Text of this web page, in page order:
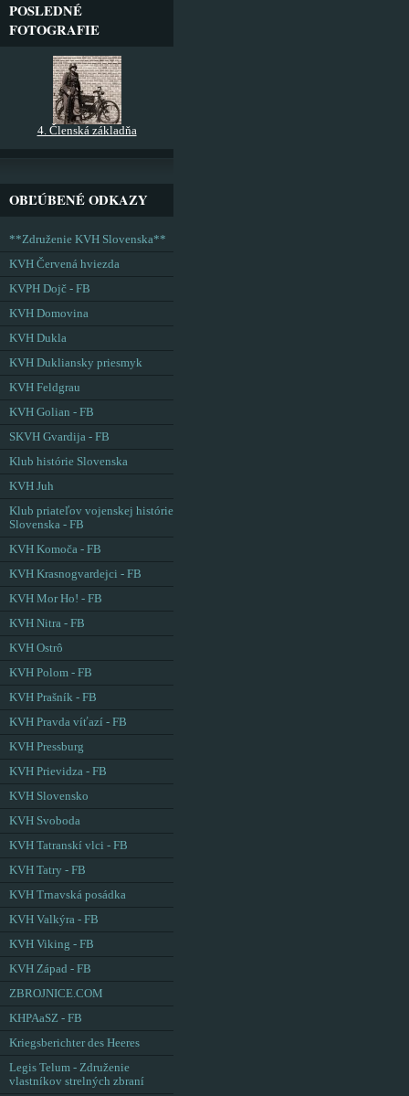
POSLEDNÉ
FOTOGRAFIE
4. Členská základňa
OBĽÚBENÉ ODKAZY
**Združenie KVH Slovenska**
KVH Červená hviezda
KVPH Dojč - FB
KVH Domovina
KVH Dukla
KVH Dukliansky priesmyk
KVH Feldgrau
KVH Golian - FB
SKVH Gvardija - FB
Klub histórie Slovenska
KVH Juh
Klub priateľov vojenskej histórie
Slovenska - FB
KVH Komoča - FB
KVH Krasnogvardejci - FB
KVH Mor Ho! - FB
KVH Nitra - FB
KVH Ostrô
KVH Polom - FB
KVH Prašník - FB
KVH Pravda víťazí - FB
KVH Pressburg
KVH Prievidza - FB
KVH Slovensko
KVH Svoboda
KVH Tatranskí vlci - FB
KVH Tatry - FB
KVH Trnavská posádka
KVH Valkýra - FB
KVH Viking - FB
KVH Západ - FB
ZBROJNICE.COM
KHPAaSZ - FB
Kriegsberichter des Heeres
Legis Telum - Združenie
vlastníkov strelných zbraní